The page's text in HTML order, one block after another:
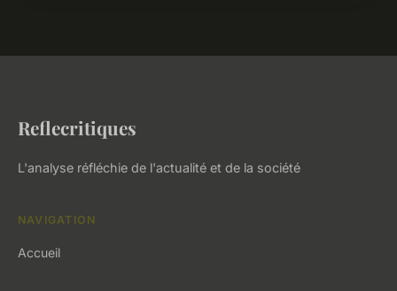
Reflecritiques
L'analyse réfléchie de l'actualité et de la société
NAVIGATION
Accueil